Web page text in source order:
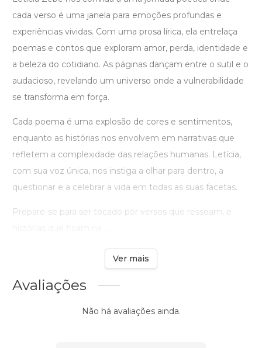
cada verso é uma janela para emoções profundas e
experiências vividas. Com uma prosa lírica, ela entrelaça
poemas e contos que exploram amor, perda, identidade e
a beleza do cotidiano. As páginas dançam entre o sutil e o
audacioso, revelando um universo onde a vulnerabilidade
se transforma em força.
Cada poema é uma explosão de cores e sentimentos,
enquanto as histórias nos envolvem em narrativas que
refletem a complexidade das relações humanas. Letícia,
com sua voz única, nos instiga a olhar para dentro, a
questionar e a celebrar a vida em todas as suas facetas.
Prepare-se para ser tocado por versos que ressoam, e
Ver mais
Avaliações
Não há avaliações ainda.